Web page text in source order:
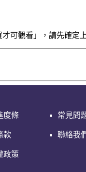
可觀看」，請先確定
度條
款
政策
常見問
聯絡我